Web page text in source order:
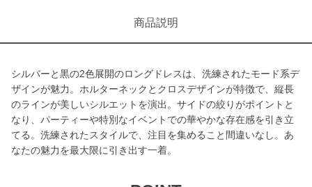
商品説明
シルバーと黒の2色展開のロングドレスは、洗練されたモード系デ
ザインが魅力。ホルターネックとクロスデザインが特徴で、縦長
のラインが美しいシルエットを演出。サイドの絞りがポイントと
なり、パーティーや特別なイベントでの華やかな存在感を引き立
てる。洗練されたスタイルで、注目を集めること間違いなし。あ
なたの魅力を最大限に引き出す一着。